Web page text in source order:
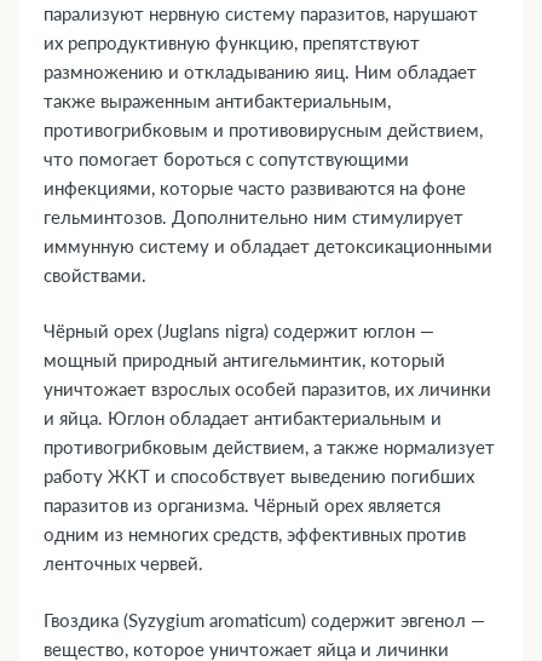
парализуют нервную систему паразитов, нарушают
их репродуктивную функцию, препятствуют
размножению и откладыванию яиц. Ним обладает
также выраженным антибактериальным,
противогрибковым и противовирусным действием,
что помогает бороться с сопутствующими
инфекциями, которые часто развиваются на фоне
гельминтозов. Дополнительно ним стимулирует
иммунную систему и обладает детоксикационными
свойствами.
Чёрный орех (Juglans nigra) содержит юглон —
мощный природный антигельминтик, который
уничтожает взрослых особей паразитов, их личинки
и яйца. Юглон обладает антибактериальным и
противогрибковым действием, а также нормализует
работу ЖКТ и способствует выведению погибших
паразитов из организма. Чёрный орех является
одним из немногих средств, эффективных против
ленточных червей.
Гвоздика (Syzygium aromaticum) содержит эвгенол —
вещество, которое уничтожает яйца и личинки